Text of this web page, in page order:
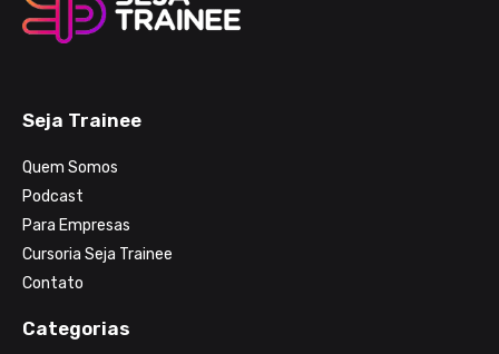
Seja Trainee
Quem Somos
Podcast
Para Empresas
Cursoria Seja Trainee
Contato
Categorias